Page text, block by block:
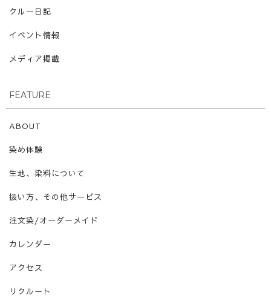
クルー日記
イベント情報
メディア掲載
FEATURE
ABOUT
染め体験
生地、染料について
扱い方、その他サービス
注文染/オーダーメイド
カレンダー
アクセス
リクルート